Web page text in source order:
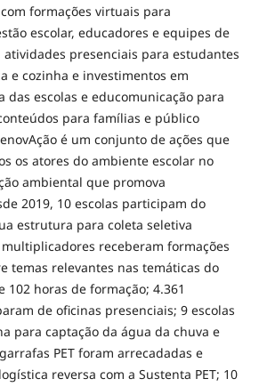
formações virtuais para
escolar, educadores e equipes de
atividades presenciais para estudantes
e cozinha e investimentos em
escolas e educomunicação para
para famílias e público
é um conjunto de ações que
os atores do ambiente escolar no
ambiental que promova
2019, 10 escolas participam do
estrutura para coleta seletiva
receberam formações
temas relevantes nas temáticas do
102 horas de formação; 4.361
de oficinas presenciais; 9 escolas
para captação da água da chuva e
PET foram arrecadadas e
reversa com a Sustenta PET; 10